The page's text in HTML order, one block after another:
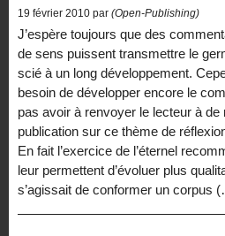
19 février 2010 par (Open-Publishing)
J’espère toujours que des
de sens puissent transmettre le
scié à un long développement.
besoin de développer encore le
pas avoir à renvoyer le lecteur à
publication sur ce thème de
En fait l’exercice de l’éternel
leur permettent d’évoluer plus
s’agissait de conformer un corpus